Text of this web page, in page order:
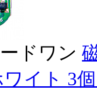
ドワン
イト 3